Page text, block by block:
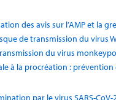
des avis sur l’AMP et la
de transmission du virus
du virus
à la procréation :
par le virus SARS-